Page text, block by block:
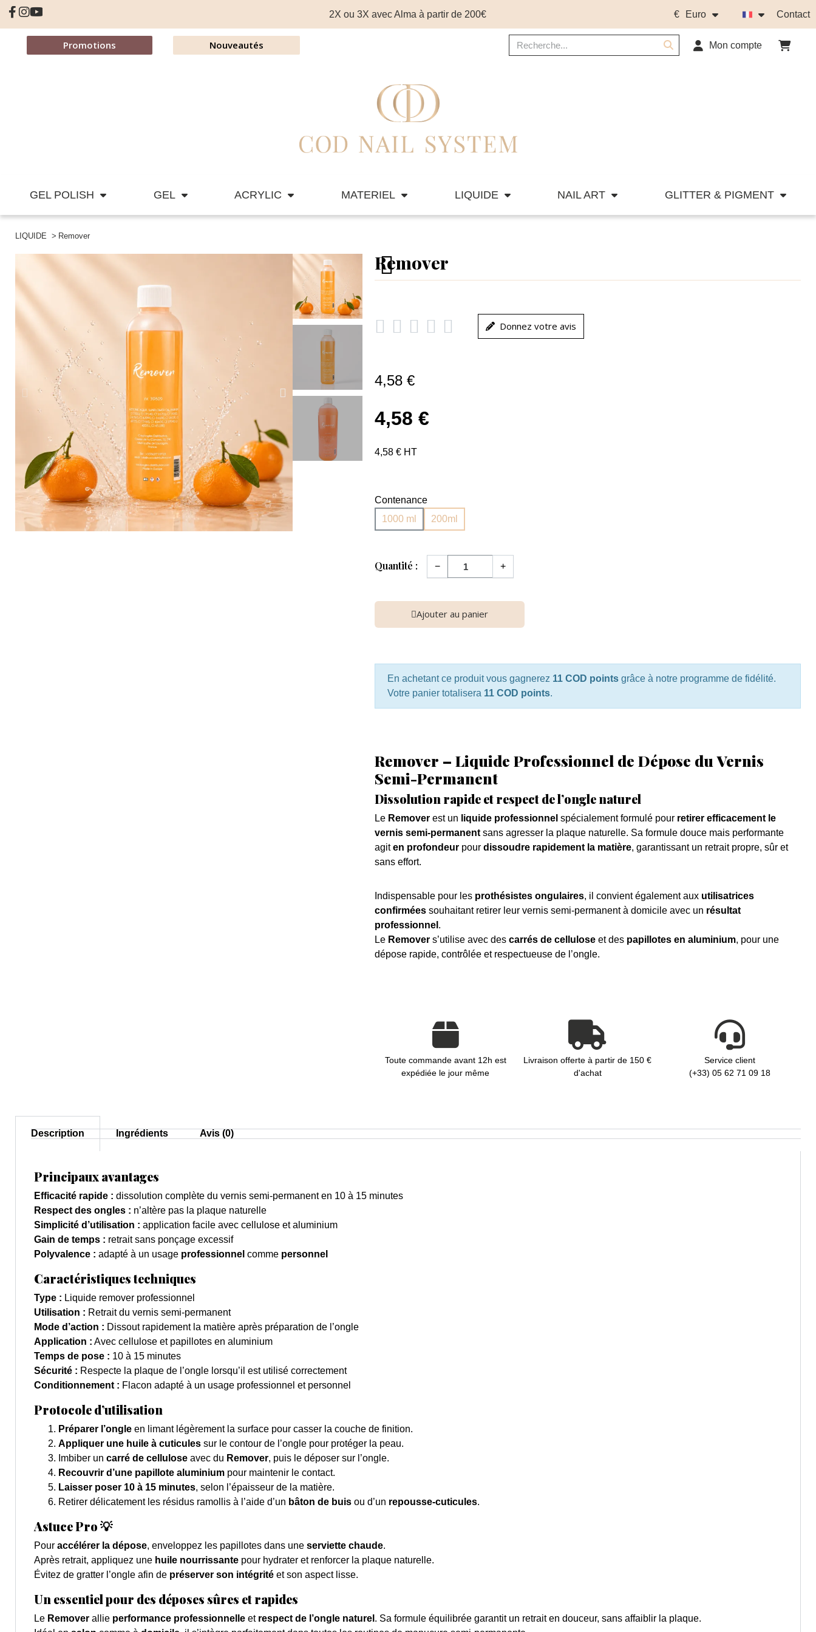
2X ou 3X avec Alma à partir de 200€ € Euro Contact
Promotions Nouveautés Mon compte
GEL POLISH GEL ACRYLIC MATERIEL LIQUIDE NAIL ART GLITTER & PIGMENT
LIQUIDE Remover
Remover
     Donnez votre avis
4,58 €
4,58 €
4,58 € HT
Contenance
1000 ml
200ml
Quantité : − +
Ajouter au panier
En achetant ce produit vous gagnerez 11 COD pointsgrâce à notre programme de fidélité.
Votre panier totalisera 11 COD points.
Remover – Liquide Professionnel de Dépose du Vernis
Semi-Permanent
Dissolution rapide et respect de l’ongle naturel
Le Removerest un liquide professionnel spécialement formulé pour retirer efficacement le
vernis semi-permanentsans agresser la plaque naturelle. Sa formule douce mais performante
agiten profondeurpour dissoudre rapidement la matière, garantissant un retrait propre, sûr et
sans effort.
Indispensable pour les prothésistes ongulaires, il convient également aux utilisatrices
confirméessouhaitant retirer leur vernis semi-permanent à domicile avec un résultat
professionnel .
Le Removers’utilise avec des carrés de celluloseet des papillotes en aluminium, pour une
dépose rapide, contrôlée et respectueuse de l’ongle.
Toute commande avant 12h est
expédiée le jour même
Livraison offerte à partir de 150 €
d'achat
Service client
(+33) 05 62 71 09 18
Description Ingrédients Avis (0)
Principaux avantages
Efficacité rapide : dissolution complète du vernis semi-permanent en 10 à 15 minutes
Respect des ongles : n’altère pas la plaque naturelle
Simplicité d’utilisation : application facile avec cellulose et aluminium
Gain de temps : retrait sans ponçage excessif
Polyvalence : adapté à un usage professionnel comme personnel
Caractéristiques techniques
Type : Liquide remover professionnel
Utilisation : Retrait du vernis semi-permanent
Mode d’action : Dissout rapidement la matière après préparation de l’ongle
Application : Avec cellulose et papillotes en aluminium
Temps de pose : 10 à 15 minutes
Sécurité : Respecte la plaque de l’ongle lorsqu’il est utilisé correctement
Conditionnement : Flacon adapté à un usage professionnel et personnel
Protocole d’utilisation
Préparer l’ongle en limant légèrement la surface pour casser la couche de finition.
Appliquer une huile à cuticules sur le contour de l’ongle pour protéger la peau.
Imbiber un carré de cellulose avec du Remover, puis le déposer sur l’ongle.
Recouvrir d’une papillote aluminium pour maintenir le contact.
Laisser poser 10 à 15 minutes, selon l’épaisseur de la matière.
Retirer délicatement les résidus ramollis à l’aide d’un bâton de buis ou d’un repousse-cuticules.
Astuce Pro 💡
Pour accélérer la dépose, enveloppez les papillotes dans une serviette chaude.
Après retrait, appliquez une huile nourrissante pour hydrater et renforcer la plaque naturelle.
Évitez de gratter l’ongle afin de préserver son intégrité et son aspect lisse.
Un essentiel pour des déposes sûres et rapides
Le Remover allie performance professionnelle et respect de l’ongle naturel . Sa formule équilibrée garantit un retrait en douceur, sans affaiblir la plaque.